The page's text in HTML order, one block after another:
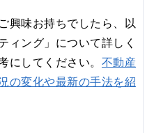
興味お持ちでしたら、以
ィング」について詳しく
にしてください。 不動産
の変化や最新の手法を紹